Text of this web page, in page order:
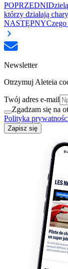
POPRZEDNI
którzy działają
NASTĘPNY
Newsletter
Otrzymuj Aleteia
Twój adres e-mail
Zgadzam się na
Polityka
Zapisz się